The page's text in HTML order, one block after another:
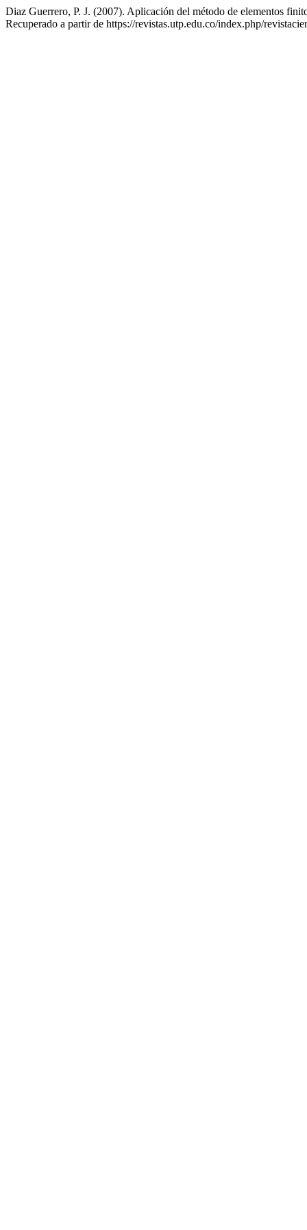
Diaz Guerrero, P. J. (2007). Aplicación del método de elementos
Recuperado a partir de https://revistas.utp.edu.co/index.php/